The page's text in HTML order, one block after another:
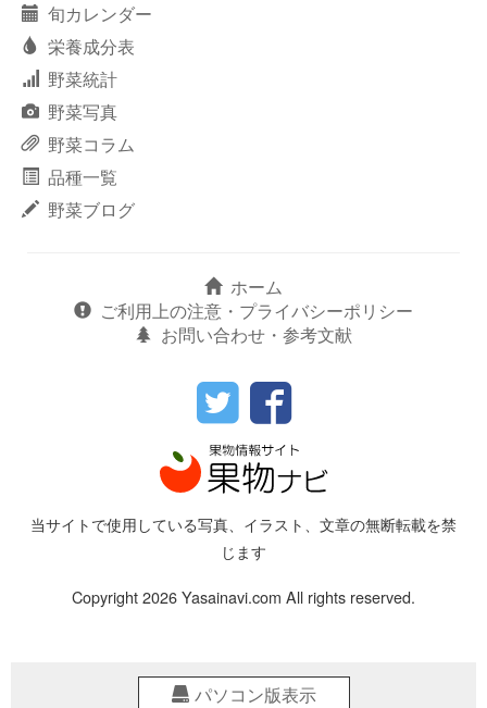
旬カレンダー
栄養成分表
野菜統計
野菜写真
野菜コラム
品種一覧
野菜ブログ
ホーム
ご利用上の注意・プライバシーポリシー
お問い合わせ・参考文献
当サイトで使用している写真、イラスト、文章の無断転載を禁
じます
Copyright 2026 Yasainavi.com All rights reserved.
パソコン版表示